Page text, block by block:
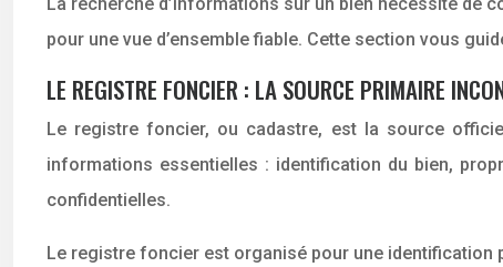
pour une vue d’ensemble fiable. Cette section vous
LE REGISTRE FONCIER : LA SOURCE PRIMAIRE
Le registre foncier, ou cadastre, est la source
informations essentielles : identification du bien,
confidentielles.
Le registre foncier est organisé pour une identification